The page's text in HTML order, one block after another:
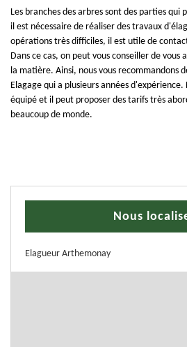
Les branches des arbres sont des parties qui
il est nécessaire de réaliser des travaux
opérations très difficiles, il est utile de
Dans ce cas, on peut vous conseiller de vous
la matière. Ainsi, nous vous recommandons
Elagage qui a plusieurs années
équipé et il peut proposer des tarifs très
beaucoup de monde.
Nous
Elagueur Arthemonay